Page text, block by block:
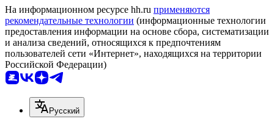
На информационном ресурсе hh.ru применяются
рекомендательные технологии (информационные технологии
предоставления информации на основе сбора, систематизации
и анализа сведений, относящихся к предпочтениям
пользователей сети «Интернет», находящихся на территории
Российской Федерации)
Русский